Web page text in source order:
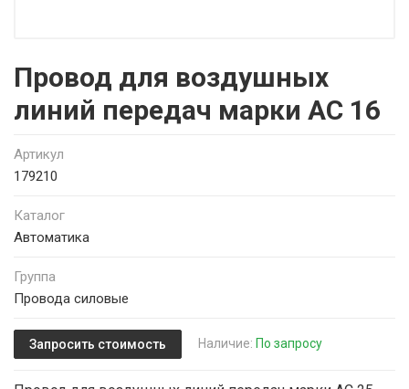
Провод для воздушных
линий передач марки АС 16
Артикул
179210
Каталог
Автоматика
Группа
Провода силовые
Запросить стоимость Наличие: По запросу